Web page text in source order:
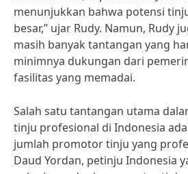
menunjukkan bahwa potensi
besar,” ujar Rudy. Namun, Rudy
masih banyak tantangan yang
minimnya dukungan dari
fasilitas yang memadai.
Salah satu tantangan utama
tinju profesional di Indonesia
jumlah promotor tinju yang
Daud Yordan, petinju Indonesia